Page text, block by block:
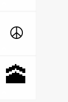
☮
🕋